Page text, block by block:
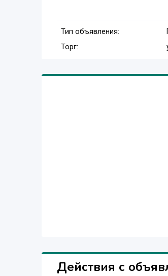
Тип объявления:
Торг:
Действия с